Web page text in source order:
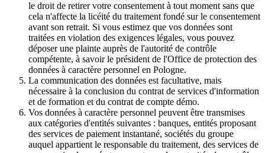
le droit de retirer votre consentement à tout moment sans que
cela n'affecte la licéité du traitement fondé sur le consentement
avant son retrait. Si vous estimez que vos données sont
traitées en violation des exigences légales, vous pouvez
déposer une plainte auprès de l'autorité de contrôle
compétente, à savoir le président de l'Office de protection des
données à caractère personnel en Pologne.
La communication des données est facultative, mais
nécessaire à la conclusion du contrat de services d'information
et de formation et du contrat de compte démo.
Vos données à caractère personnel peuvent être transmises
aux catégories d'entités suivantes : banques, entités proposant
des services de paiement instantané, sociétés du groupe
auquel appartient le responsable du traitement, des services de